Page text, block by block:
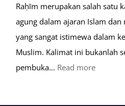
Raḥīm merupakan salah satu
agung dalam ajaran Islam
yang sangat istimewa dalam
Muslim. Kalimat ini bukanlah
pembuka… Read more: